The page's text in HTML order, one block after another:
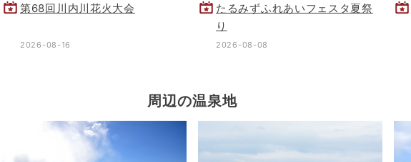
第68回川内川花火大会
2026-08-16
たるみずふれあいフェスタ夏祭
り
2026-08-08
周辺の温泉地